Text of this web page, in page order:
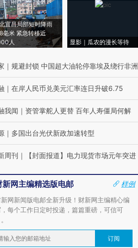
宜昌局部短时降雨
毫米 紧急转移近
人
显影｜瓜农的漫长等待
｜ 规避封锁 中国超大油轮停靠埃及绕行非洲
｜ 在岸人民币兑美元汇率连日升破6.75
我闻 ｜ 资管掌舵人更替 百年人寿僵局何解
｜ 多国出台光伏新政加速转型
周刊 ｜ 【封面报道】电力现货市场元年突进
新网主编精选版电邮
样例
新网新闻版电邮全新升级！财新网主编精心编
每个工作日定时投递，篇篇重磅，可信可
订阅